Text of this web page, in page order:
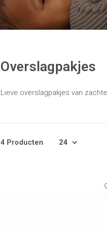
Overslagpakjes
Lieve overslagpakjes van
4 Producten